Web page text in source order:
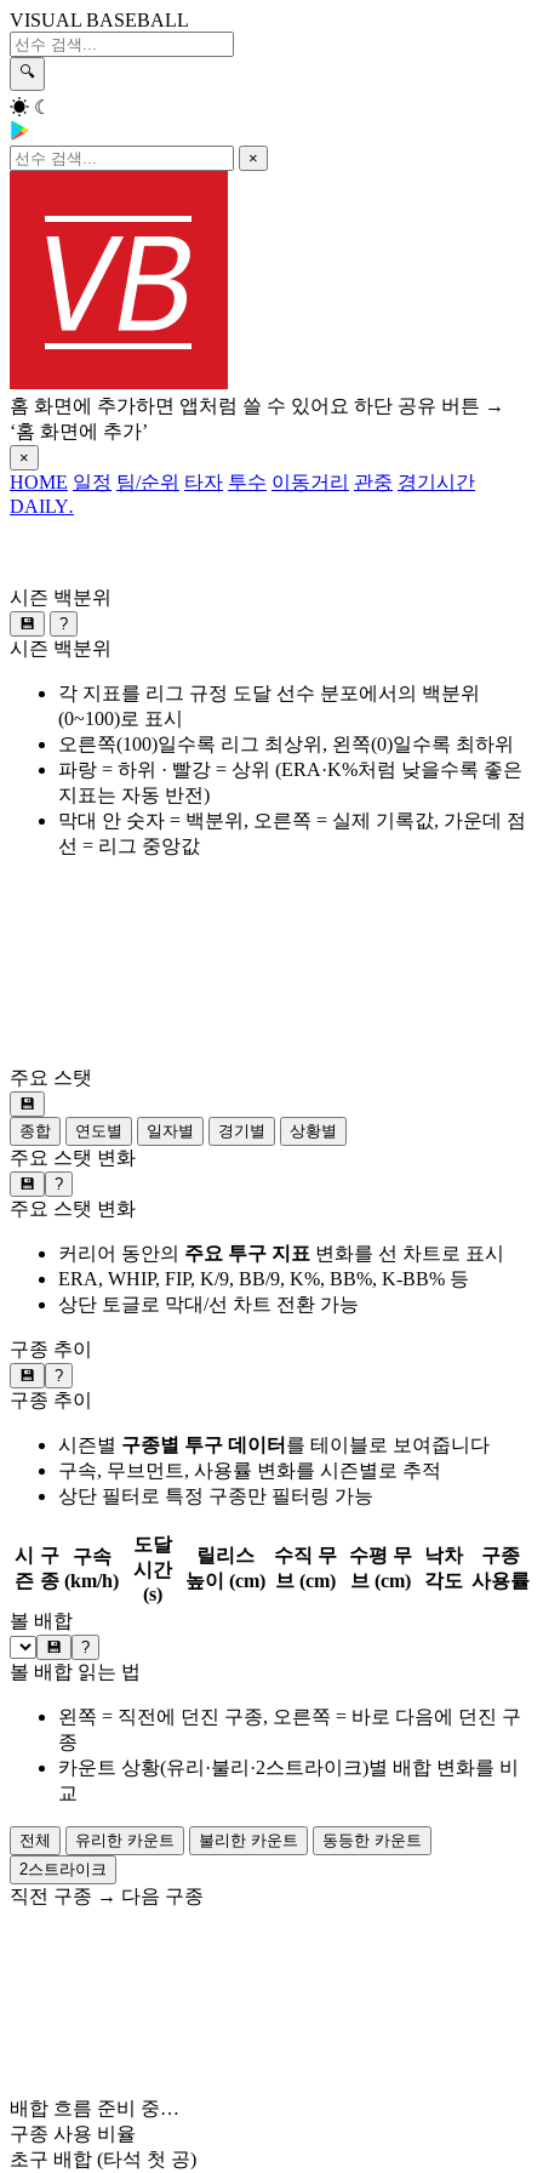
VISUAL BASEBALL
🔍
☀ ☾
×
홈 화면에 추가하면 앱처럼 쓸 수 있어요 하단 공유 버튼 →
‘홈 화면에 추가’
×
HOME 일정 팀/순위 타자 투수 이동거리 관중 경기시간
DAILY.
시즌 백분위
💾 ?
시즌 백분위
각 지표를 리그 규정 도달 선수 분포에서의 백분위
(0~100)로 표시
오른쪽(100)일수록 리그 최상위, 왼쪽(0)일수록 최하위
파랑 = 하위 · 빨강 = 상위 (ERA·K%처럼 낮을수록 좋은
지표는 자동 반전)
막대 안 숫자 = 백분위, 오른쪽 = 실제 기록값, 가운데 점
선 = 리그 중앙값
주요 스탯
💾
종합
연도별 일자별 경기별 상황별
주요 스탯 변화
💾 ?
주요 스탯 변화
커리어 동안의 주요 투구 지표 변화를 선 차트로 표시
ERA, WHIP, FIP, K/9, BB/9, K%, BB%, K-BB% 등
상단 토글로 막대/선 차트 전환 가능
구종 추이
💾 ?
구종 추이
시즌별 구종별 투구 데이터 를 테이블로 보여줍니다
구속, 무브먼트, 사용률 변화를 시즌별로 추적
상단 필터로 특정 구종만 필터링 가능
시
즌
구
종
구속
(km/h)
도달
시간
(s)
릴리스
높이 (cm)
수직 무
브 (cm)
수평 무
브 (cm)
낙차
각도
구종
사용률
볼 배합
💾 ?
볼 배합 읽는 법
왼쪽 = 직전에 던진 구종, 오른쪽 = 바로 다음에 던진 구
종
카운트 상황(유리·불리·2스트라이크)별 배합 변화를 비
교
전체 유리한 카운트 불리한 카운트
동등한 카운트
2스트라이크
직전 구종 → 다음 구종
배합 흐름 준비 중…
구종 사용 비율
초구 배합 (타석 첫 공)